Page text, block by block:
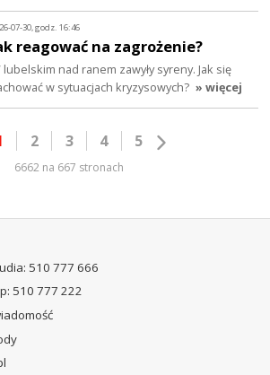
07-30, godz. 16:46
reagować na zagrożenie?
lubelskim nad ranem zawyły syreny. Jak się
w sytuacjach kryzysowych? » więcej
2 3 4 5
6662 na 667 stronach
510 777 666
510 777 222